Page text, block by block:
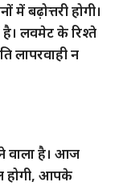
बढ़ोत्तरी होगी।
लवमेट के रिश्ते
लापरवाही न
वाला है। आज
होगी, आपके